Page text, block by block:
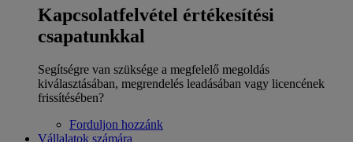
Kapcsolatfelvétel értékesítési
csapatunkkal
Segítségre van szüksége a megfelelő megoldás
kiválasztásában, megrendelés leadásában vagy licencének
frissítésében?
Forduljon hozzánk
Vállalatok számára